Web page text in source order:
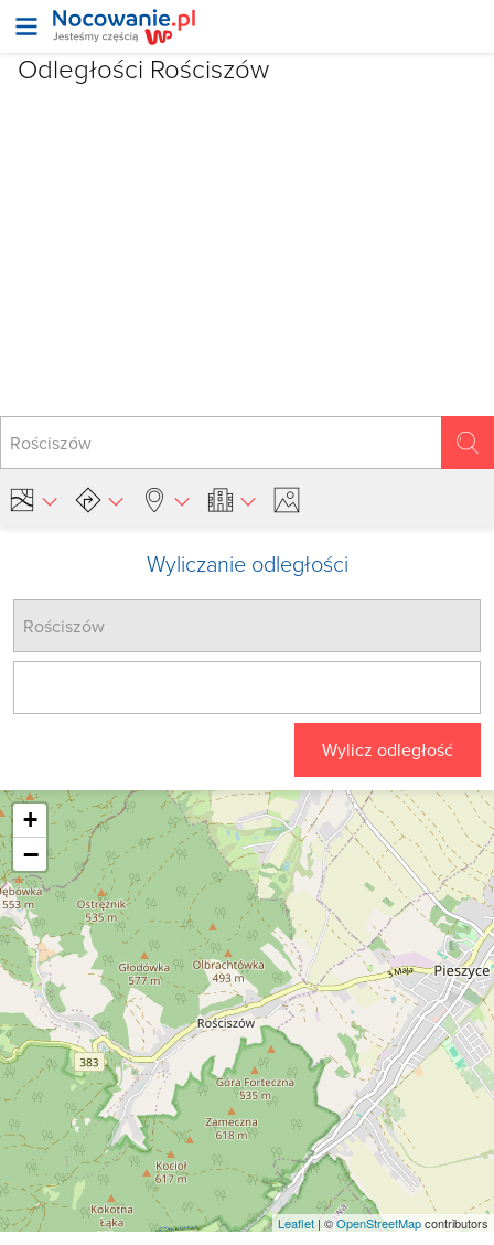
Odległości Rościszów
Wyliczanie odległości
Wylicz odległość
+
−
Leaflet | ©OpenStreetMapcontributors